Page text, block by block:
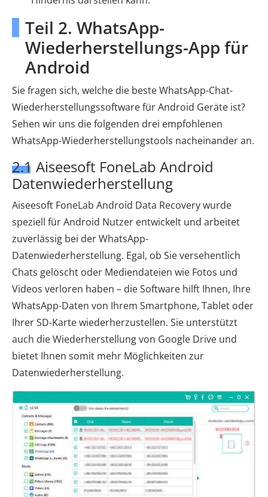
Teil 2. WhatsApp-
Wiederherstellungs-App für
Android
Sie fragen sich, welche die beste WhatsApp-Chat-
Wiederherstellungssoftware für Android Geräte ist?
Sehen wir uns die folgenden drei empfohlenen
WhatsApp-Wiederherstellungstools nacheinander an.
2.1 Aiseesoft FoneLab Android
Datenwiederherstellung
Aiseesoft FoneLab Android Data Recovery wurde
speziell für Android Nutzer entwickelt und arbeitet
zuverlässig bei der WhatsApp-
Datenwiederherstellung. Egal, ob Sie versehentlich
Chats gelöscht oder Mediendateien wie Fotos und
Videos verloren haben – die Software hilft Ihnen, Ihre
WhatsApp-Daten von Ihrem Smartphone, Tablet oder
Ihrer SD-Karte wiederherzustellen. Sie unterstützt
auch die Wiederherstellung von Google Drive und
bietet Ihnen somit mehr Möglichkeiten zur
Datenwiederherstellung.